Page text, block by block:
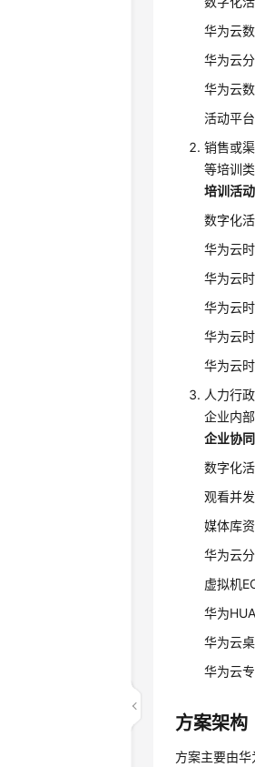
华为云
华为云
华为云
活动平
销售或
等培训类
培训活
数字化
华为云
华为云
华为云
华为云
华为云
人力行
企业内
企业协
数字化
观看并
媒体库
华为云
虚拟机
华为
华为云
华为云
方案架构
方案主要由